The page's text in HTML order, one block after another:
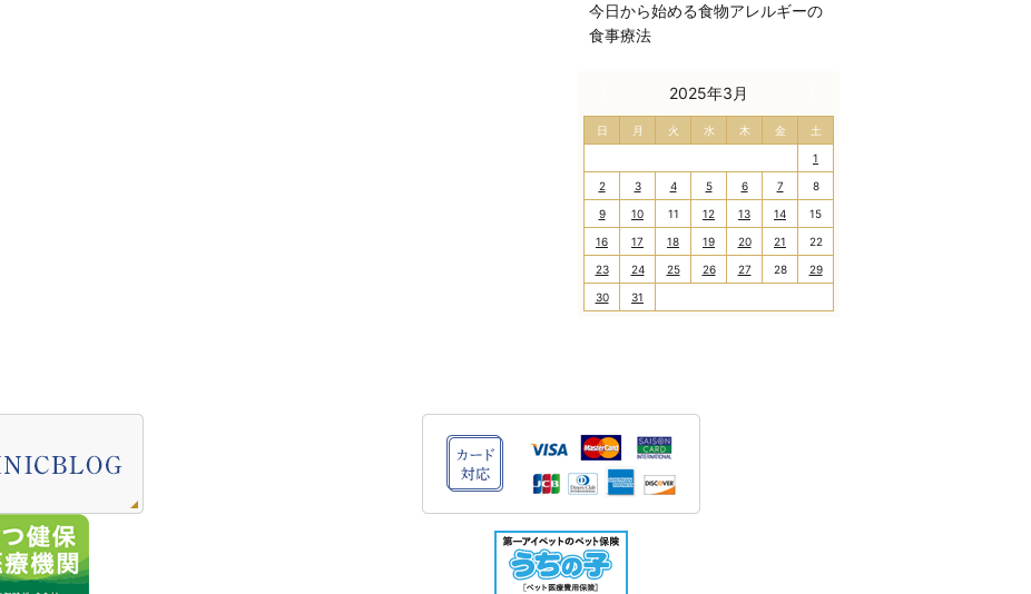
今日から始める食物アレルギーの
食事療法
2025年3月
日 月 火 水 木 金 土
1
2 3 4 5 6 7 8
9 10 11 12 13 14 15
16 17 18 19 20 21 22
23 24 25 26 27 28 29
30 31